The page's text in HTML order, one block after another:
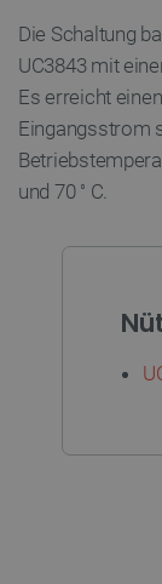
Die Schaltung
UC3843 mit
Es erreicht
Eingangsstrom
und 70 ° C.